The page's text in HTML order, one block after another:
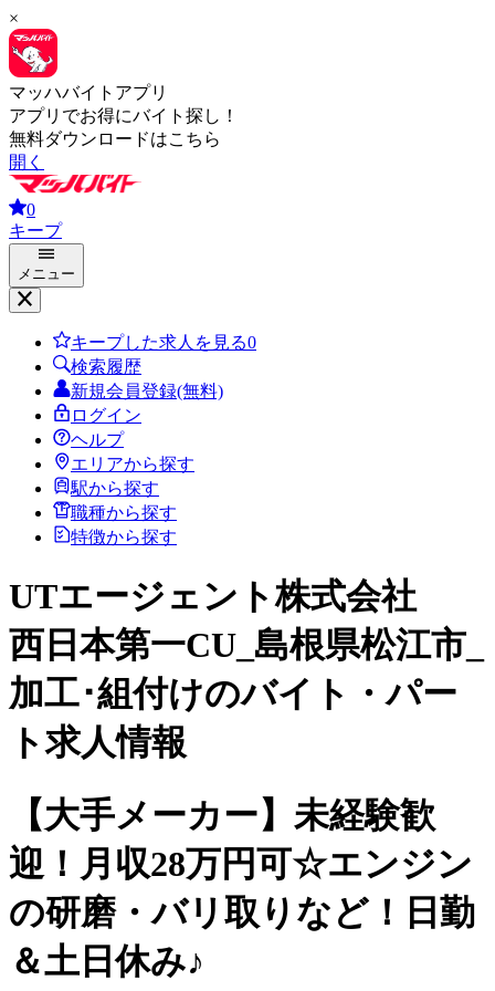
×
マッハバイトアプリ
アプリでお得にバイト探し！
無料ダウンロードはこちら
開く
0
キープ
メニュー
キープした求人を見る0
検索履歴
新規会員登録(無料)
ログイン
ヘルプ
エリアから探す
駅から探す
職種から探す
特徴から探す
UTエージェント株式会社
西日本第一CU_島根県松江市_
加工･組付けのバイト・パー
ト求人情報
【大手メーカー】未経験歓
迎！月収28万円可☆エンジン
の研磨・バリ取りなど！日勤
＆土日休み♪